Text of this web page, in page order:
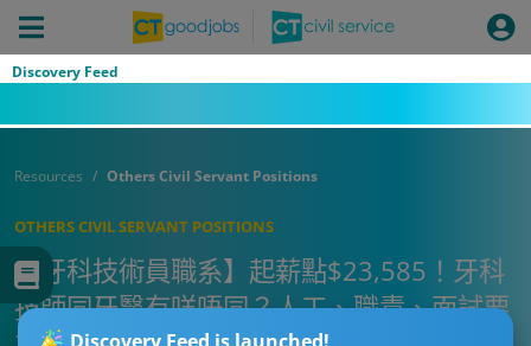
Discovery Feed
Resources Others Civil Servant Positions
OTHERS CIVIL SERVANT POSITIONS
【牙科技術員職系】起薪點$23,585！牙科
技師同牙醫有咩唔同？人工、職責、面試要